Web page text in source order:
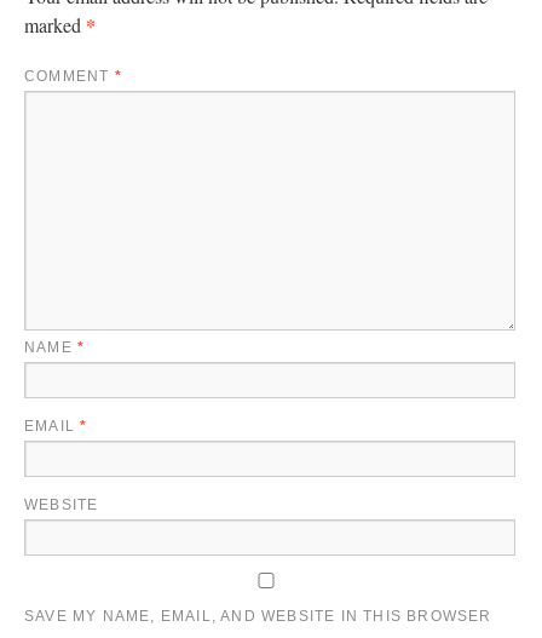
marked *
COMMENT *
NAME *
EMAIL*
WEBSITE
SAVE MY NAME, EMAIL, AND WEBSITE IN THIS BROWSER